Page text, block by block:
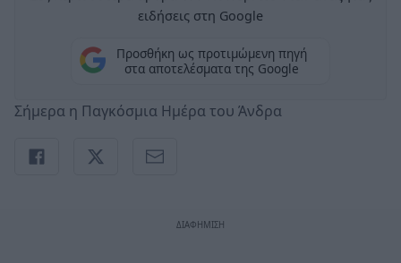
ειδήσεις στη Google
Προσθήκη ως προτιμώμενη πηγή
στα αποτελέσματα της Google
Σήμερα η Παγκόσμια Ημέρα του Άνδρα